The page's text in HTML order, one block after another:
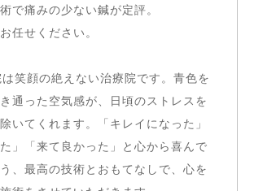
で痛みの少ない鍼が定評。
任せください。
笑顔の絶えない治療院です。青色を
通った空気感が、日頃のストレスを
いてくれます。「キレイになった」
た」「来て良かった」と心から喜んで
、最高の技術とおもてなしで、心を